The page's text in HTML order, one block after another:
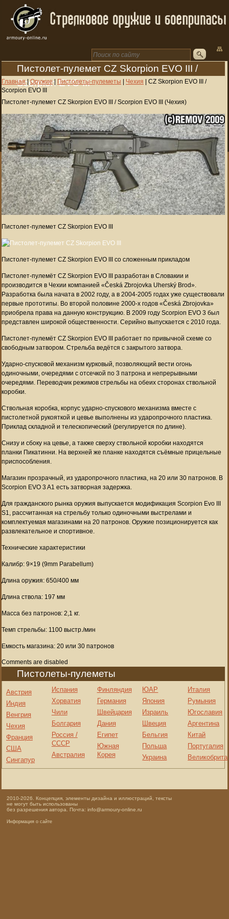
Пистолет-пулемет CZ Skorpion EVO III /
Scorpion EVO III
Главная|Оружие| Пистолеты-пулеметы | Чехия | CZ Skorpion EVO III /
Scorpion EVO III
Пистолет-пулемет CZ Skorpion EVO III / Scorpion EVO III (Чехия)
Пистолет-пулемет CZ Skorpion EVO III
Пистолет-пулемет CZ Skorpion EVO III со сложенным прикладом
Пистолет-пулемёт CZ Skorpion EVO III разработан в Словакии и
производится в Чехии компанией «Česká Zbrojovka Uherský Brod».
Разработка была начата в 2002 году, а в 2004-2005 годах уже существовали
первые прототипы. Во второй половине 2000-х годов «Česká Zbrojovka»
приобрела права на данную конструкцию. В 2009 году Scorpion EVO 3 был
представлен широкой общественности. Серийно выпускается с 2010 года.
Пистолет-пулемёт CZ Skorpion EVO III работает по привычной схеме со
свободным затвором. Стрельба ведётся с закрытого затвора.
Ударно-спусковой механизм курковый, позволяющий вести огонь
одиночными, очередями с отсечкой по 3 патрона и непрерывными
очередями. Переводчик режимов стрельбы на обеих сторонах ствольной
коробки.
Ствольная коробка, корпус ударно-спускового механизма вместе с
пистолетной рукояткой и цевье выполнены из ударопрочного пластика.
Приклад складной и телескопический (регулируется по длине).
Снизу и сбоку на цевье, а также сверху ствольной коробки находятся
планки Пикатинни. На верхней же планке находятся съёмные прицельные
приспособления.
Магазин прозрачный, из ударопрочного пластика, на 20 или 30 патронов. В
Scorpion EVO 3 A1 есть затворная задержка.
Для гражданского рынка оружия выпускается модификация Scorpion Evo III
S1, рассчитанная на стрельбу только одиночными выстрелами и
комплектуемая магазинами на 20 патронов. Оружие позиционируется как
развлекательное и спортивное.
Технические характеристики
Калибр: 9×19 (9mm Parabellum)
Длина оружия: 650/400 мм
Длина ствола: 197 мм
Масса без патронов: 2,1 кг.
Темп стрельбы: 1100 выстр./мин
Емкость магазина: 20 или 30 патронов
Comments are disabled
Пистолеты-пулеметы
Австрия
Индия
Венгрия
Чехия
Франция
США
Сингапур
Испания
Хорватия
Чили
Болгария
Россия /
СССР
Австралия
Финляндия
Германия
Швейцария
Дания
Египет
Южная
Корея
ЮАР
Япония
Израиль
Швеция
Бельгия
Польша
Украина
Италия
Румыния
Югославия
Аргентина
Китай
Португалия
2010-2026. Концепция, элементы дизайна и иллюстраций, тексты
не могут быть использованы
без разрешения автора. Почта: info@armoury-online.ru
Информация о сайте